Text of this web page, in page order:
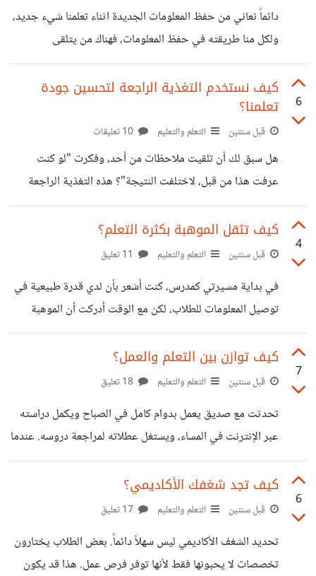
بالمكان فقط لكن يمكن أيضاً تغيير وضعية الجلوس اثناء الدراسة.
​اخبرني كيف يمكنك التغلب على الضغط الناتج عن التعلم؟
دائماً نعاني من حفظ المعلومات الجديدة اثناء تعلمنا شيء جديد،
ولكل منا طريقته في حفظ المعلومات، فهناك من يتلقى
المعلومات الجديدة بتسجيلها ثم ترديدها حتى يحفظها، وهناك
من يكتفي بفهمها ثم يعبر عنها بطريقته الخاصة. لكن من وجهة
نظري لحفظ المعلومات الجديدة هو الاستعانة بجميع الحواس
لتلقي المعلومة. على سبيل المثال، لكي أفهم ما هو التفاعل
الكيمياء قمت بعمل تجربة بوضع عنصر الصوديوم في الماء، مما
نتج عنه فرقعه وصعود غاز الهيدروجين. وهنا استخدمت كل
6
كيف نستخدم التغذية الراجعة لتحسين جودة
تعلمنا؟
قبل سنتين التعلم والتعليم
هل سبق لك أن تلقيت ملاحظات من أحد، وفكرت "لو كنت
عرفت هذا من قبل، لاختلفت النتيجة"؟ هذه التغذية الراجعة
التي اتحدث عنها. بعد أن انتهي من شرح الدرس داخل الفصل،
أحب أن اختبر الطلاب​ في مقدار فهمهم للدرس، حتى اتمكن من
معرفة الأخطاء لديهم وتصحيحها. لذا يمكن القول أن التغذية
ومعرفة نقاط الضعف لمحاولة علاجها، ونقاط القوة لتطويرها.
كيف تستخدم أنت التغذية الراجعة لتحسن من جودة تعلمك؟
4
كيف تثقل الموهبة بكثرة التعلم؟
قبل سنتين التعلم والتعليم
في بداية مسيرتي كمدرس، كنت أشعر بأن لدي قدرة طبيعية في
توصيل المعلومات للطلاب، لكن مع الوقت أدركت أن الموهبة
وحدها لا تكفي​، كنت بحاجة إلى تعلم استراتيجيات تعلم جديدة
وفهم جيد لمتطلبات الطلاب المختلفة. كنت أرى زميل لي لم يكن
يمتلك نفس الموهبة التي لدي، لكنه استمر في التعلم وبمرور
التعلم يعزز الموهبة؟ أم أن الموهبة تكفي؟
7
كيف توازن بين التعلم والعمل؟
قبل سنتين التعلم والتعليم
تحدثت مع صديق يعمل بدوام كامل في الصباح ويكمل دراسته
عبر الإنترنت في المساء، ويستغل عطلاته لمراجعة دروسه. عندما
سألته عن كيفية تنظيم وقته دون أن يشعر بالضغط، خاصة أنه لا
يحصل على يوم راحة ويستغل حتى الإجازات للدراسة، لم أحصل
منه على إجابة واضحة. لذا أود أن أسمع آرائكم، كيف توازنون
أنتم بين العمل والدراسة؟ هل لديكم استراتيجيات أو تجارب
نجحت في مساعدتكم على الجمع بين الاثنين؟
6
كيف تجد شغفك الأكاديمي؟
قبل سنتين التعلم والتعليم
تحديد الشغف الأكاديمي ليس سهلاً دائماً. بعض الطلاب يختارون
تخصصات لا يحبونها فقط لأنها توفر فرص عمل. هذا قد يكون